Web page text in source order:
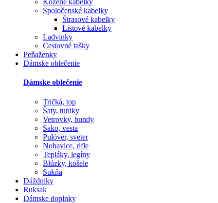
Kožené kabelky
Spoločenské kabelky
Štrasové kabelky
Listové kabelky
Ladvinky
Cestovné tašky
Peňaženky
Dámske oblečenie
Dámske oblečenie
Tričká, top
Šaty, tuniky
Vetrovky, bundy
Sako, vesta
Pulóver, sveter
Nohavice, rifle
Tepláky, legíny
Blúzky, košele
Sukňa
Dáždniky
Ruksak
Dámske doplnky